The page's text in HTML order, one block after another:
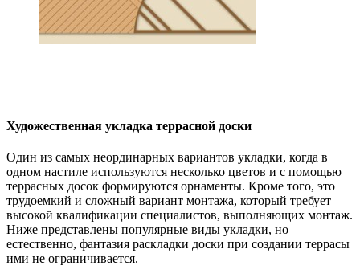
Художественная укладка террасной доски
Один из самых неординарных вариантов укладки, когда в
одном настиле используются несколько цветов и с помощью
террасных досок формируются орнаменты. Кроме того, это
трудоемкий и сложный вариант монтажа, который требует
высокой квалификации специалистов, выполняющих монтаж.
Ниже представлены популярные виды укладки, но
естественно, фантазия раскладки доски при создании террасы
ими не ограничивается.